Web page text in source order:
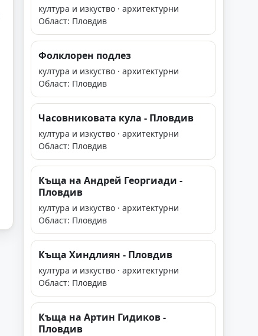
култура и изкуство · архитектурни
Област: Пловдив
Фолклорен подлез
култура и изкуство · архитектурни
Област: Пловдив
Часовниковата кула - Пловдив
култура и изкуство · архитектурни
Област: Пловдив
Къща на Андрей Георгиади -
Пловдив
култура и изкуство · архитектурни
Област: Пловдив
Къща Хиндлиян - Пловдив
култура и изкуство · архитектурни
Област: Пловдив
Къща на Артин Гидиков -
Пловдив